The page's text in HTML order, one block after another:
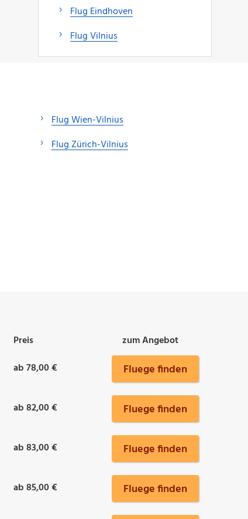
Flug Eindhoven
Flug Vilnius
Flug Wien-Vilnius
Flug Zürich-Vilnius
Preis
zum Angebot
ab 78,00 € Fluege finden
ab 82,00 € Fluege finden
ab 83,00 € Fluege finden
ab 85,00 € Fluege finden